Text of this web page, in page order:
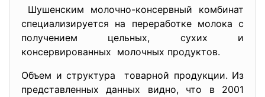
Шушенским молочно-консервный комбинат
специализируется на переработке молока с
получением цельных, сухих и
консервированных молочных продуктов.
Объем и структура товарной продукции. Из
представленных данных видно, что в 2001